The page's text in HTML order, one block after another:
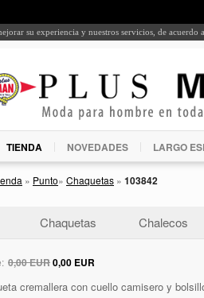
su experiencia y nuestros servicios, de
TIENDA NOVEDADES LARGO
» Punto» Chaquetas » 103842
Chaquetas Chalecos
0,00 EUR0,00 EUR
cremallera con cuello camisero y